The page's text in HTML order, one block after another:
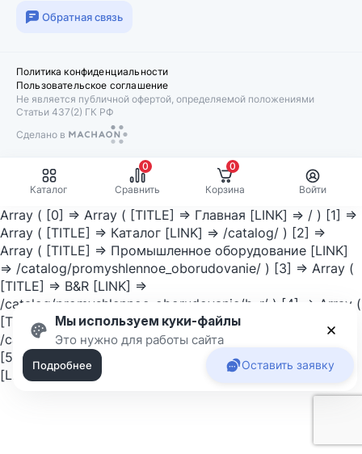
Оставить заявку
Обратная связь
Политика конфиденциальности
Пользовательское соглашение
Не является публичной офертой, определяемой положениями
Статьи 437(2) ГК РФ
Сделано в
Machaon
Каталог
0
Сравнить
0
Корзина
Войти
Мы используем куки-файлы
Это нужно для работы сайта
Подробнее
Array ( [0] => Array ( [TITLE] => Главная [LINK] => / ) [1] =>
Array ( [TITLE] => Каталог [LINK] => /catalog/ ) [2] =>
Array ( [TITLE] => Промышленное оборудование [LINK]
=> /catalog/promyshlennoe_oborudovanie/ ) [3] => Array (
[TITLE] => B&R [LINK] =>
/catalog/promyshlennoe_oborudovanie/b_r/ ) [4] => Array (
[TITLE] => Система X20 [LINK] =>
/catalog/promyshlennoe_oborudovanie/b_r/sistema_x20/ )
[5] => Array ( [TITLE] => Система X20 X20DS1119 B&R
[LINK] => ) )